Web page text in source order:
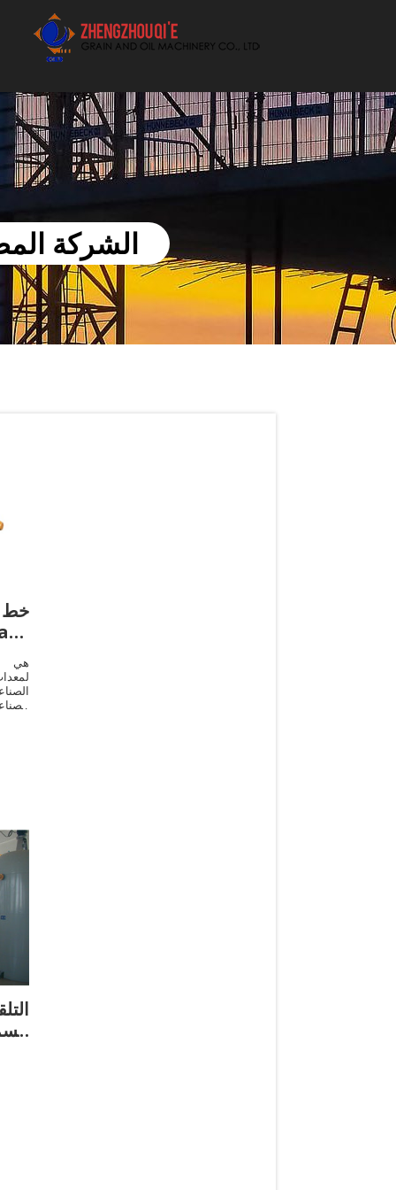
أفضل بيع آلة الزيوت النباتية الموردون
الشركة
خط